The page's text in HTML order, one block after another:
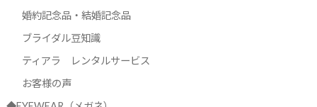
婚約記念品・結婚記念品
ブライダル豆知識
ティアラ レンタルサービス
お客様の声